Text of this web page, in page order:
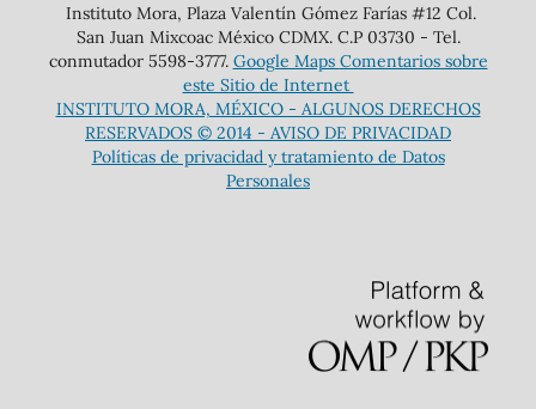
Instituto Mora, Plaza Valentín Gómez Farías #12 Col.
San Juan Mixcoac México CDMX. C.P 03730 - Tel.
conmutador 5598-3777. Google Maps Comentarios sobre
este Sitio de Internet
INSTITUTO MORA, MÉXICO - ALGUNOS DERECHOS
RESERVADOS © 2014 - AVISO DE PRIVACIDAD
Políticas de privacidad y tratamiento de Datos
Personales